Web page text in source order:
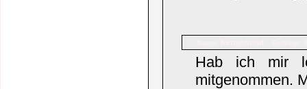
Hab ich mir
mitgenommen.